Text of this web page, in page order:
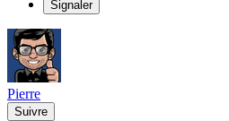
Signaler
Pierre
Suivre